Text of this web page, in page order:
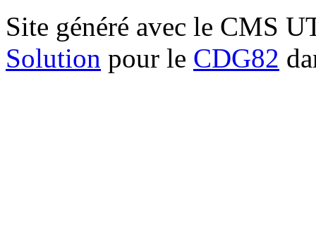
Site généré avec le CMS
Solution pour le CDG82